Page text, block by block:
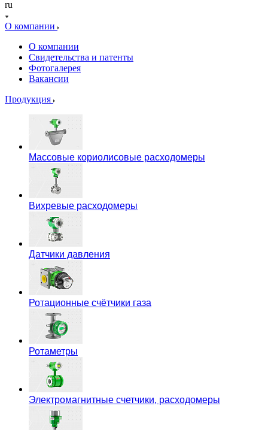
ru
О компании
О компании
Свидетельства и патенты
Фотогалерея
Вакансии
Продукция
Массовые кориолисовые расходомеры
Вихревые расходомеры
Датчики давления
Ротационные счётчики газа
Ротаметры
Электромагнитные счетчики, расходомеры